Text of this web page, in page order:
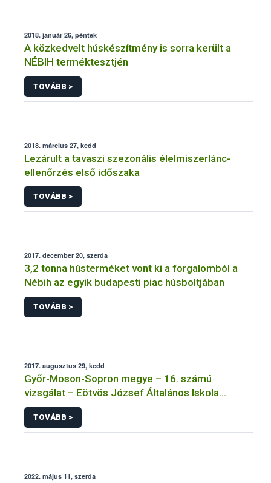
2018. január 26, péntek
A közkedvelt húskészítmény is sorra került a
NÉBIH terméktesztjén
TOVÁBB >
2018. március 27, kedd
Lezárult a tavaszi szezonális élelmiszerlánc-
ellenőrzés első időszaka
TOVÁBB >
2017. december 20, szerda
3,2 tonna hústerméket vont ki a forgalomból a
Nébih az egyik budapesti piac húsboltjában
TOVÁBB >
2017. augusztus 29, kedd
Győr-Moson-Sopron megye – 16. számú
vizsgálat – Eötvös József Általános Iskola
Tálalókonyha – Bősárkány
TOVÁBB >
2022. május 11, szerda